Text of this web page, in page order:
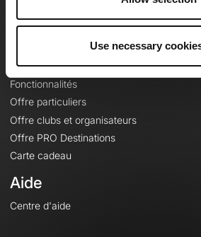
Use necessary
Le Mag'
Fonds de cartes topographiques
Fonctionnalités
Offre particuliers
Offre clubs et organisateurs
Offre PRO Destinations
Carte cadeau
Aide
Centre d'aide